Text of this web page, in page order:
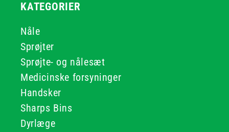
KATEGORIER
Nåle
Sprøjter
Sprøjte- og nålesæt
Medicinske forsyninger
Handsker
Sharps Bins
Dyrlæge